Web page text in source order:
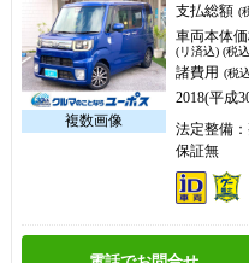
支払総額 (
車両本体
(リ済込) (税
諸費用 (税
2018(平成
法定整備
保証無